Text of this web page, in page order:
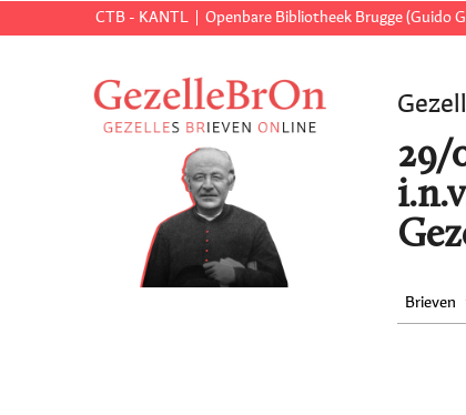
CTB - KANTL Openbare Bibliotheek Brugge (Guido
29/
Brieven